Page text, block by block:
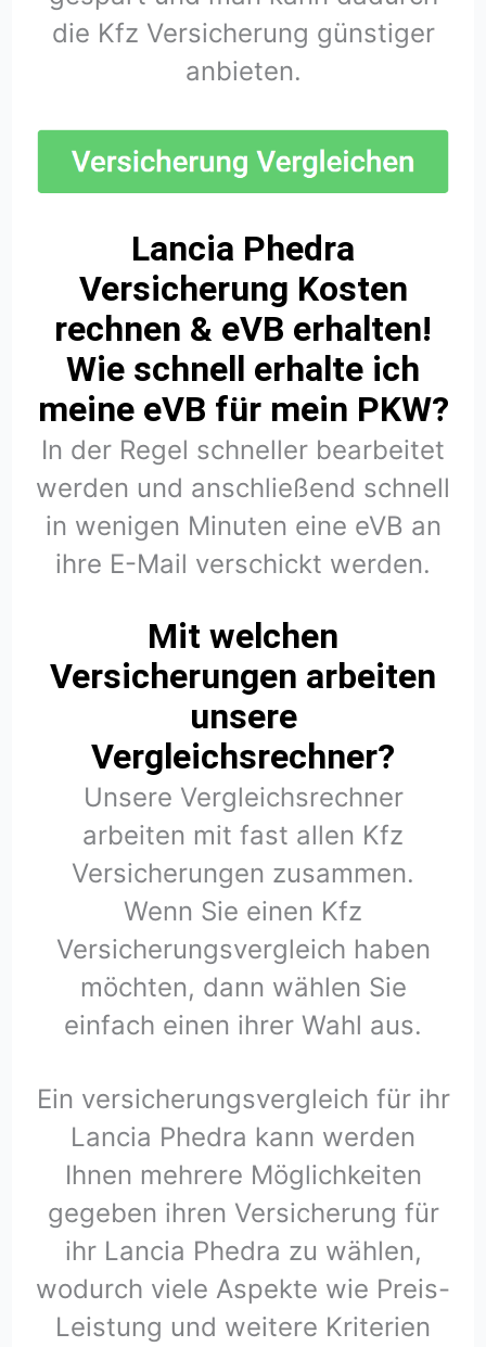
die Kfz Versicherung günstiger
anbieten.
Lancia Phedra
Versicherung Kosten
rechnen & eVB erhalten!
Wie schnell erhalte ich
meine eVB für mein PKW?
In der Regel schneller bearbeitet
werden und anschließend schnell
in wenigen Minuten eine eVB an
ihre E-Mail verschickt werden.
Mit welchen
Versicherungen arbeiten
unsere
Vergleichsrechner?
Unsere Vergleichsrechner
arbeiten mit fast allen Kfz
Versicherungen zusammen.
Wenn Sie einen Kfz
Versicherungsvergleich haben
möchten, dann wählen Sie
einfach einen ihrer Wahl aus.
Ein versicherungsvergleich für ihr
Lancia Phedra kann werden
Ihnen mehrere Möglichkeiten
gegeben ihren Versicherung für
ihr Lancia Phedra zu wählen,
wodurch viele Aspekte wie Preis-
Leistung und weitere Kriterien